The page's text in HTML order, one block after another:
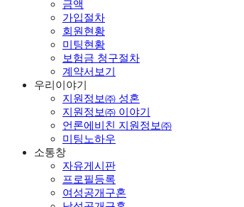
금액
가입절차
회원현황
미팅현황
보험금 청구절차
계약서보기
우리이야기
지원정보㈜ 성혼
지원정보㈜ 이야기
언론에비친 지원정보㈜
미팅노하우
소통창
자유게시판
프로필등록
여성공개구혼